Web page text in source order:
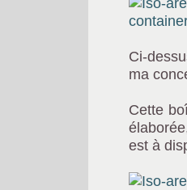
Ci-
ma
Cette
est à